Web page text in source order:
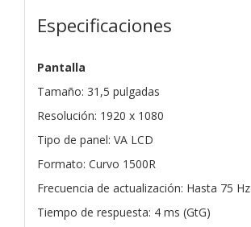
Especificaciones
Pantalla
Tamaño: 31,5 pulgadas
Resolución: 1920 x 1080
Tipo de panel: VA LCD
Formato: Curvo 1500R
Frecuencia de actualización: Hasta 75 Hz
Tiempo de respuesta: 4 ms (GtG)